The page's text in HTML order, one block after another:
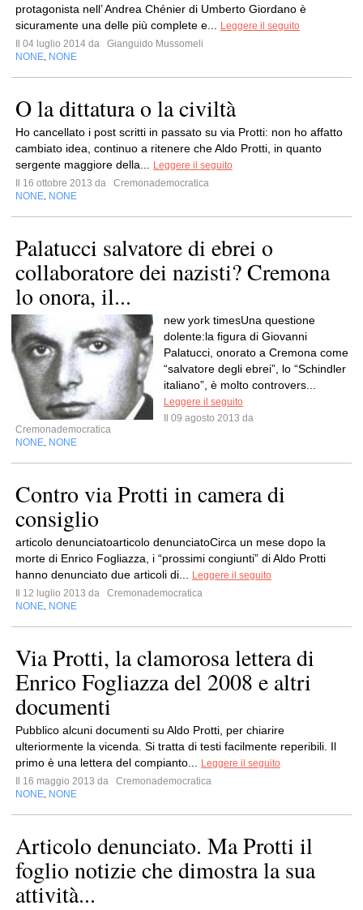
protagonista nell’ Andrea Chénier di Umberto Giordano è
sicuramente una delle più complete e...
Leggere il seguito
Il 04 luglio 2014 da
Gianguido Mussomeli
NONE NONE
O la dittatura o la civiltà
Ho cancellato i post scritti in passato su via Protti: non ho affatto
cambiato idea, continuo a ritenere che Aldo Protti, in quanto
sergente maggiore della...
Leggere il seguito
Il 16 ottobre 2013 da
Cremonademocratica
NONE NONE
Palatucci salvatore di ebrei o
collaboratore dei nazisti? Cremona
lo onora, il...
new york timesUna questione
dolente:la figura di Giovanni
Palatucci, onorato a Cremona come
“salvatore degli ebrei”, lo “Schindler
italiano”, è molto controvers...
Leggere il seguito
Il 09 agosto 2013 da
Cremonademocratica
NONE NONE
Contro via Protti in camera di
consiglio
articolo denunciatoarticolo denunciatoCirca un mese dopo la
morte di Enrico Fogliazza, i “prossimi congiunti” di Aldo Protti
hanno denunciato due articoli di...
Leggere il seguito
Il 12 luglio 2013 da
Cremonademocratica
NONE NONE
Via Protti, la clamorosa lettera di
Enrico Fogliazza del 2008 e altri
documenti
Pubblico alcuni documenti su Aldo Protti, per chiarire
ulteriormente la vicenda. Si tratta di testi facilmente reperibili. Il
primo è una lettera del compianto...
Leggere il seguito
Il 16 maggio 2013 da
Cremonademocratica
NONE NONE
Articolo denunciato. Ma Protti il
foglio notizie che dimostra la sua
attività...